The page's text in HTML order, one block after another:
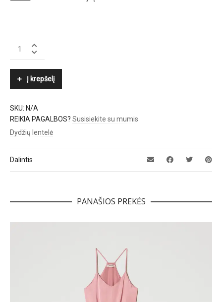
PESERICO
quantity
Į krepšelį
SKU: N/A
REIKIA PAGALBOS? Susisiekite su mumis
Dydžių lentelė
Dalintis
PANAŠIOS PREKĖS